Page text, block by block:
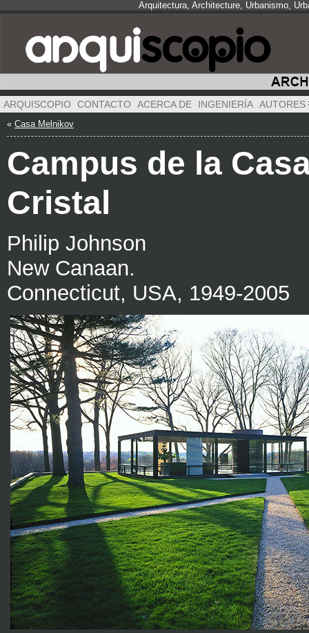
Arquitectura, Architecture, Urbanismo,
ARQUISCOPIO CONTACTO ACERCA DE INGENIERÍA AUTORES
« Casa Melnikov
Campus de la
Cristal
Philip Johnson
New Canaan.
Connecticut, USA, 1949-2005